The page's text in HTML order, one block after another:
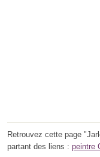
Retrouvez cette page
partant des liens : peintre